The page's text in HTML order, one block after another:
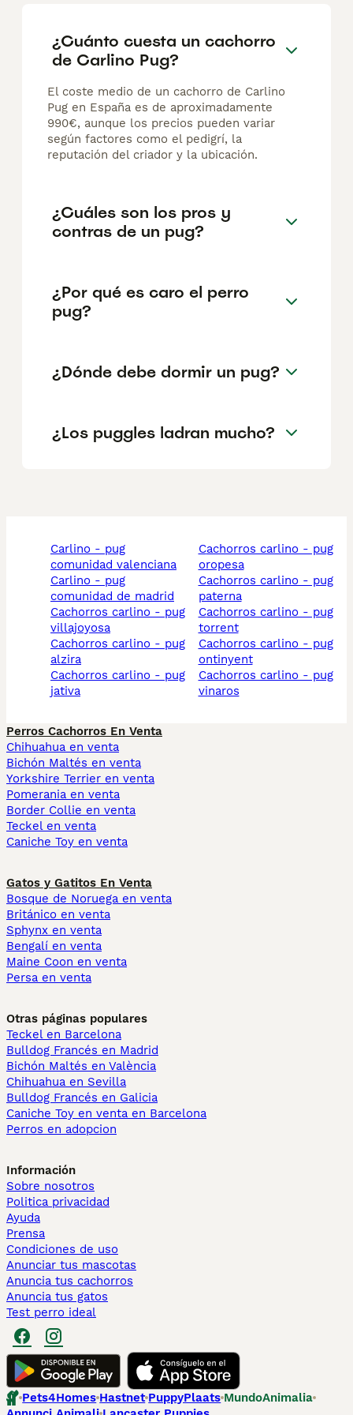
¿Cuánto cuesta un cachorro
de Carlino Pug?
El coste medio de un cachorro de Carlino
Pug en España es de aproximadamente
990€, aunque los precios pueden variar
según factores como el pedigrí, la
reputación del criador y la ubicación.
¿Cuáles son los pros y
contras de un pug?
¿Por qué es caro el perro
pug?
¿Dónde debe dormir un pug?
¿Los puggles ladran mucho?
carlino - pug
comunidad valenciana
carlino - pug
comunidad de madrid
cachorros carlino - pug
villajoyosa
cachorros carlino - pug
alzira
cachorros carlino - pug
jativa
cachorros carlino - pug
oropesa
cachorros carlino - pug
paterna
cachorros carlino - pug
torrent
cachorros carlino - pug
ontinyent
cachorros carlino - pug
vinaros
Perros Cachorros En Venta
Chihuahua en venta
Bichón Maltés en venta
Yorkshire Terrier en venta
Pomerania en venta
Border Collie en venta
Teckel en venta
Caniche Toy en venta
Gatos y Gatitos En Venta
Bosque de Noruega en venta
Británico en venta
Sphynx en venta
Bengalí en venta
Maine Coon en venta
Persa en venta
Otras páginas populares
Teckel en Barcelona
Bulldog Francés en Madrid
Bichón Maltés en València
Chihuahua en Sevilla
Bulldog Francés en Galicia
Caniche Toy en venta en Barcelona
Perros en adopcion
Información
Sobre nosotros
Politica privacidad
Ayuda
Prensa
Condiciones de uso
Anunciar tus mascotas
Anuncia tus cachorros
Anuncia tus gatos
Test perro ideal
Pets4Homes Hastnet PuppyPlaats MundoAnimalia